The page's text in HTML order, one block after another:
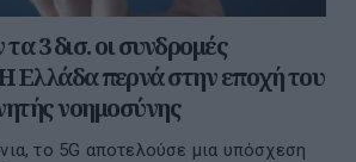
3 δισ. οι συνδρομές
Ελλάδα περνά στην εποχή του
νοημοσύνης
το 5G αποτελούσε μια υπόσχεση